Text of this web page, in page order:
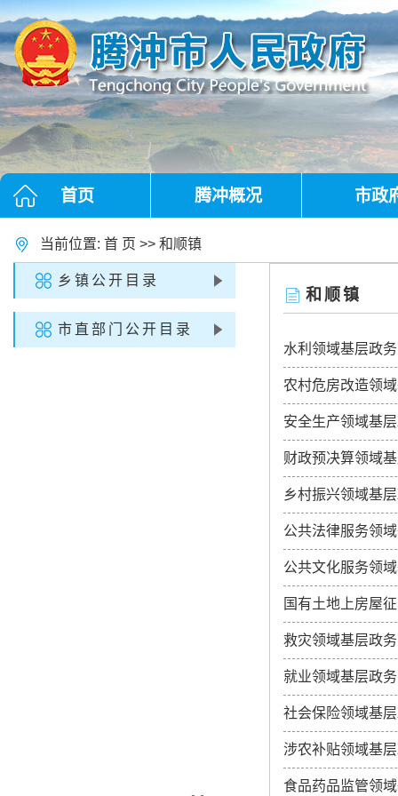
首页 腾冲概况 市政
当前位置: 首 页 >> 和顺镇
和顺镇
水利领域基层政
农村危房改造领
安全生产领域基
财政预决算领域
乡村振兴领域基
公共法律服务领
公共文化服务领
国有土地上房屋
救灾领域基层政
就业领域基层政
社会保险领域基
涉农补贴领域基
食品药品监管领
乡镇公开目录
市直部门公开目录